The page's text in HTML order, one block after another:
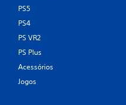
PS5
PS4
PS VR2
PS Plus
Acessórios
Jogos